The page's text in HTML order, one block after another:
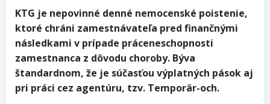
KTG je nepovinné denné nemocenské poistenie,
ktoré chráni zamestnávateľa pred finančnými
následkami v prípade práceneschopnosti
zamestnanca z dôvodu choroby. Býva
štandardnom, že je súčasťou výplatných pások aj
pri práci cez agentúru, tzv. Temporär-och.